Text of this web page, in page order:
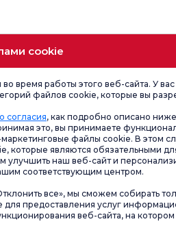
cookie
время работы этого веб-сайта. У вас
файлов cookie, которые вы
согласия, как подробно описано
это, вы принимаете
файлы cookie. В этом
которые являются обязательными
улучшить наш веб-сайт и
соответствующим центром.
все», мы сможем собирать
предоставления услуг
веб-сайта, на